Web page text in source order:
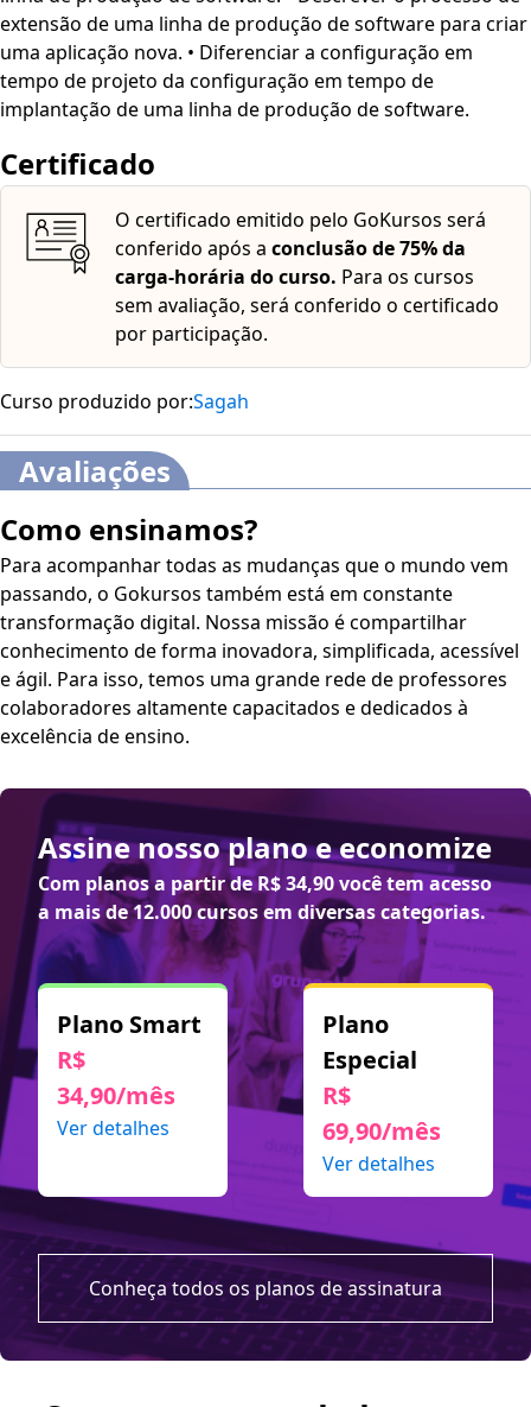
extensão de uma linha de produção de software para criar
uma aplicação nova. • Diferenciar a configuração em
tempo de projeto da configuração em tempo de
implantação de uma linha de produção de software.
Certificado
O certificado emitido pelo GoKursos será
conferido após a conclusão de 75% da
carga-horária do curso. Para os cursos
sem avaliação, será conferido o certificado
por participação.
Curso produzido por:Sagah
Avaliações
Como ensinamos?
Para acompanhar todas as mudanças que o mundo vem
passando, o Gokursos também está em constante
transformação digital. Nossa missão é compartilhar
conhecimento de forma inovadora, simplificada, acessível
e ágil. Para isso, temos uma grande rede de professores
colaboradores altamente capacitados e dedicados à
excelência de ensino.
Assine nosso plano e economize
Com planos a partir deR$ 34,90você tem acesso
a mais de 12.000 cursos em diversas categorias.
Plano Smart
R$
34,90/mês
Ver detalhes
Plano
Especial
R$
69,90/mês
Ver detalhes
Conheça todos os planos de assinatura